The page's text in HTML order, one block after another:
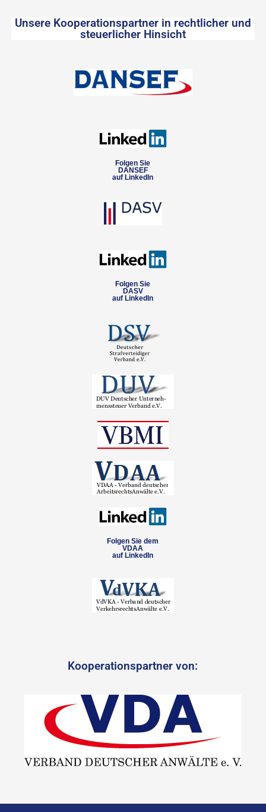
Unsere Kooperationspartner in rechtlicher und
steuerlicher Hinsicht
Folgen Sie
DANSEF
auf LinkedIn
Folgen Sie
DASV
auf LinkedIn
Folgen Sie dem
VDAA
auf LinkedIn
Kooperationspartner von: